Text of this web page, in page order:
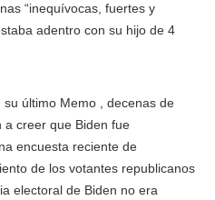
“inequívocas, fuertes y
adentro con su hijo de 4
último Memo , decenas de
a creer que Biden fue
encuesta reciente de
de los votantes republicanos
electoral de Biden no era